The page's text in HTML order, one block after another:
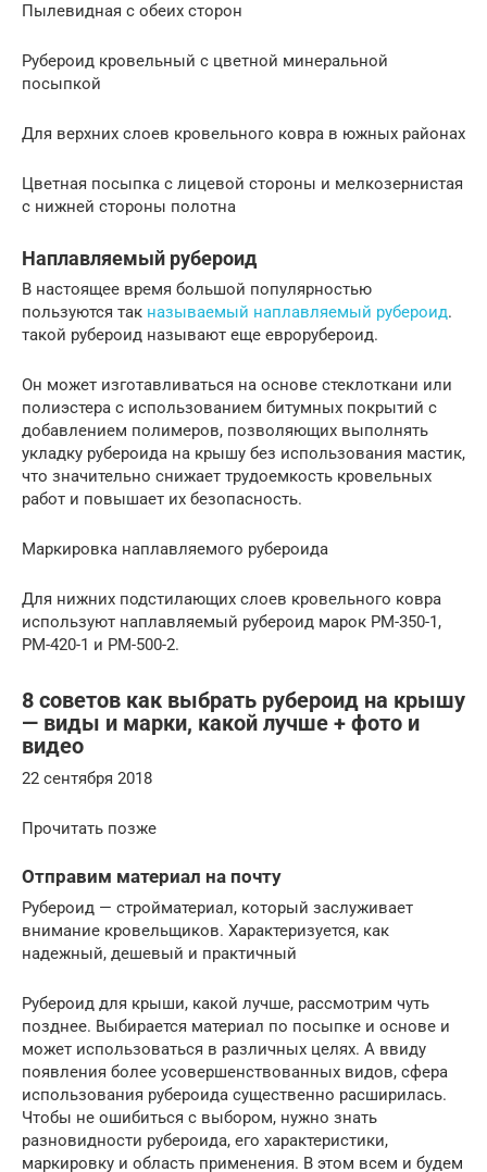
Пылевидная с обеих сторон
Рубероид кровельный с цветной минеральной
посыпкой
Для верхних слоев кровельного ковра в южных районах
Цветная посыпка с лицевой стороны и мелкозернистая
с нижней стороны полотна
Наплавляемый рубероид
В настоящее время большой популярностью
пользуются так называемый наплавляемый рубероид.
такой рубероид называют еще еврорубероид.
Он может изготавливаться на основе стеклоткани или
полиэстера с использованием битумных покрытий с
добавлением полимеров, позволяющих выполнять
укладку рубероида на крышу без использования мастик,
что значительно снижает трудоемкость кровельных
работ и повышает их безопасность.
Маркировка наплавляемого рубероида
Для нижних подстилающих слоев кровельного ковра
используют наплавляемый рубероид марок РМ-350-1,
РМ-420-1 и РМ-500-2.
8 советов как выбрать рубероид на крышу
— виды и марки, какой лучше + фото и
видео
22 сентября 2018
Прочитать позже
Отправим материал на почту
Рубероид — стройматериал, который заслуживает
внимание кровельщиков. Характеризуется, как
надежный, дешевый и практичный
Рубероид для крыши, какой лучше, рассмотрим чуть
позднее. Выбирается материал по посыпке и основе и
может использоваться в различных целях. А ввиду
появления более усовершенствованных видов, сфера
использования рубероида существенно расширилась.
Чтобы не ошибиться с выбором, нужно знать
разновидности рубероида, его характеристики,
маркировку и область применения. В этом всем и будем